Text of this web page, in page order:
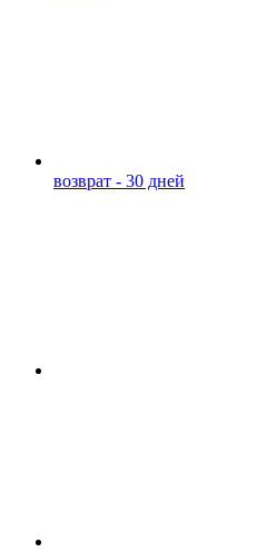
возврат - 30 дней